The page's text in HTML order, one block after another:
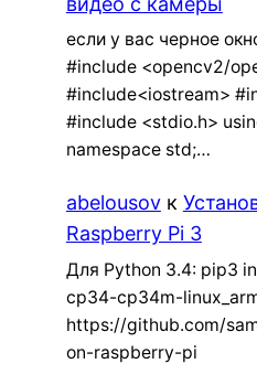
если у вас черное
#include <opencv2/
#include<iostream>
#include <stdio.h>
namespace std;…
abelousovк
Raspberry Pi 3
Для Python 3.4: pip3
cp34-cp34m-
https://github.com/
on-raspberry-pi